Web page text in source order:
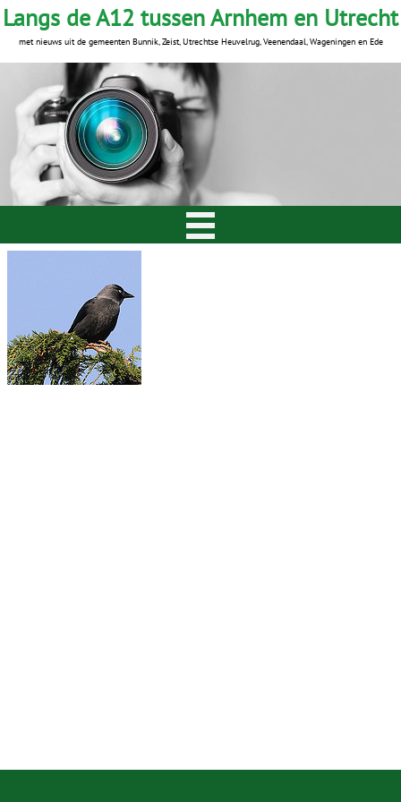
Langs de A12 tussen Arnhem en Utrecht
met nieuws uit de gemeenten Bunnik, Zeist, Utrechtse Heuvelrug, Veenendaal, Wageningen en Ede